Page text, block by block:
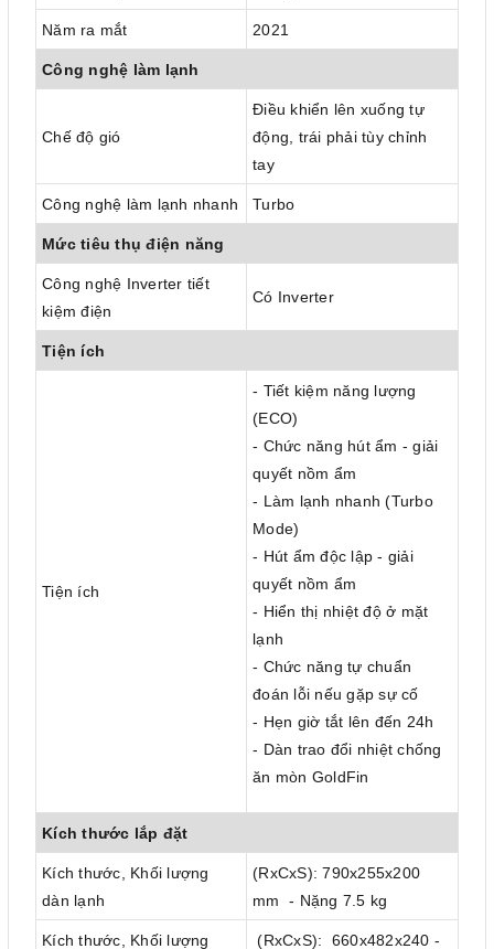
Năm ra mắt 2021
Công nghệ làm lạnh
Chế độ gió
Điều khiển lên xuống tự
động, trái phải tùy chỉnh
tay
Công nghệ làm lạnh nhanh Turbo
Mức tiêu thụ điện năng
Công nghệ Inverter tiết
kiệm điện
Có Inverter
Tiện ích
Tiện ích
- Tiết kiệm năng lượng
(ECO)
- Chức năng hút ẩm - giải
quyết nồm ẩm
- Làm lạnh nhanh (Turbo
Mode)
- Hút ẩm độc lập - giải
quyết nồm ẩm
- Hiển thị nhiệt độ ở mặt
lạnh
- Chức năng tự chuẩn
đoán lỗi nếu gặp sự cố
- Hẹn giờ tắt lên đến 24h
- Dàn trao đổi nhiệt chống
ăn mòn GoldFin
Kích thước lắp đặt
Kích thước, Khối lượng
dàn lạnh
(RxCxS): 790x255x200
mm - Nặng 7.5 kg
Kích thước, Khối lượng (RxCxS): 660x482x240 -